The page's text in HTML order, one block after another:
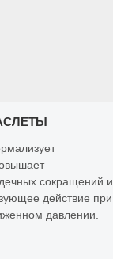
сокращений и
действие при
давлении.